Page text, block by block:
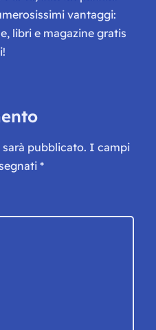
vantaggi:
libri e magazine gratis
pubblicato. I campi
*